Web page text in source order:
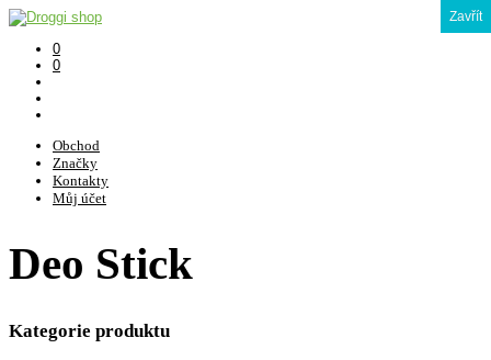
0
0
Obchod
Značky
Kontakty
Můj účet
Deo Stick
Kategorie produktu
Zavřít